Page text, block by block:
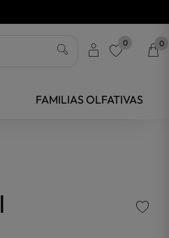
0 0
FAMILIAS OLFATIVAS